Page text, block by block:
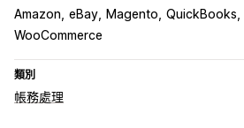
Amazon eBay Magento QuickBooks
WooCommerce
類別
帳務處理